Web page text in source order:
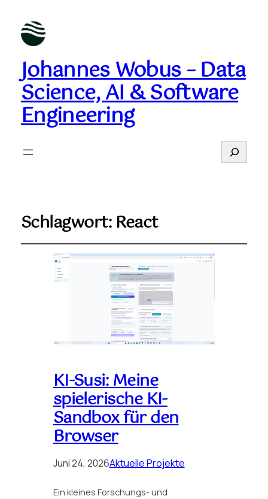
Johannes Wobus – Data
Science, AI & Software
Engineering
Suchen
Schlagwort: React
KI-Susi: Meine
spielerische KI-
Sandbox für den
Browser
Juni 24, 2026Aktuelle Projekte
Ein kleines Forschungs- und